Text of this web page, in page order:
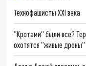
Технофашисты XXI века
"Кротами" были все?
охотятся "живые дроны"